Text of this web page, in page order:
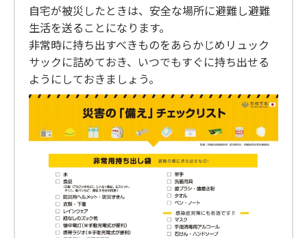
自宅が被災したときは、安全な場所に避難し避難
生活を送ることになります。
非常時に持ち出すべきものをあらかじめリュック
サックに詰めておき、いつでもすぐに持ち出せる
ようにしておきましょう。